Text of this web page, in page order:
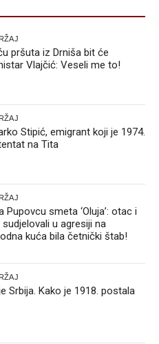
pršuta iz Drniša bit će
Vlajčić: Veseli me to!
Stipić, emigrant koji je 1974.
na Tita
Pupovcu smeta ‘Oluja’: otac i
u agresiji na
kuća bila četnički štab!
Srbija. Kako je 1918. postala